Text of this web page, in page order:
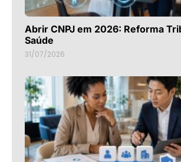
Abrir CNPJ em 2026: Reforma
Saúde
31/07/2026